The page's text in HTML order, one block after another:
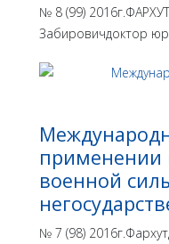
№ 8 (99)
Забировичдоктор
применении
военной
№ 7 (98)